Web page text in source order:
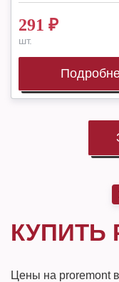
291 ₽
шт.
КУПИТЬ
Цены на proremont